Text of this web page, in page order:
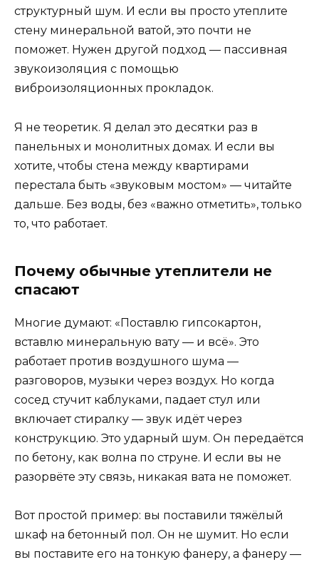
структурный шум. И если вы просто утеплите
стену минеральной ватой, это почти не
поможет. Нужен другой подход — пассивная
звукоизоляция с помощью
виброизоляционных прокладок.
Я не теоретик. Я делал это десятки раз в
панельных и монолитных домах. И если вы
хотите, чтобы стена между квартирами
перестала быть «звуковым мостом» — читайте
дальше. Без воды, без «важно отметить», только
то, что работает.
Почему обычные утеплители не
спасают
Многие думают: «Поставлю гипсокартон,
вставлю минеральную вату — и всё». Это
работает против воздушного шума —
разговоров, музыки через воздух. Но когда
сосед стучит каблуками, падает стул или
включает стиралку — звук идёт через
конструкцию. Это ударный шум. Он передаётся
по бетону, как волна по струне. И если вы не
разорвёте эту связь, никакая вата не поможет.
Вот простой пример: вы поставили тяжёлый
шкаф на бетонный пол. Он не шумит. Но если
вы поставите его на тонкую фанеру, а фанеру —